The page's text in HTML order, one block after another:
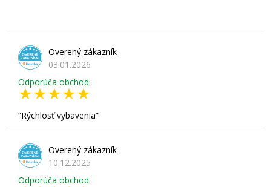
Overený zákazník
03.01.2026
Odporúča obchod
Rýchlosť vybavenia
Overený zákazník
10.12.2025
Odporúča obchod